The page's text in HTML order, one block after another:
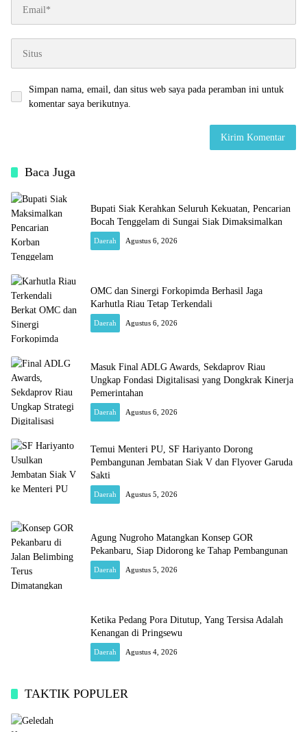
Simpan nama, email, dan situs web saya pada peramban ini untuk
komentar saya berikutnya.
Baca Juga
Bupati Siak Kerahkan Seluruh Kekuatan, Pencarian
Bocah Tenggelam di Sungai Siak Dimaksimalkan
Daerah Agustus 6, 2026
OMC dan Sinergi Forkopimda Berhasil Jaga
Karhutla Riau Tetap Terkendali
Daerah Agustus 6, 2026
Masuk Final ADLG Awards, Sekdaprov Riau
Ungkap Fondasi Digitalisasi yang Dongkrak Kinerja
Pemerintahan
Daerah Agustus 6, 2026
Temui Menteri PU, SF Hariyanto Dorong
Pembangunan Jembatan Siak V dan Flyover Garuda
Sakti
Daerah Agustus 5, 2026
Agung Nugroho Matangkan Konsep GOR
Pekanbaru, Siap Didorong ke Tahap Pembangunan
Daerah Agustus 5, 2026
Ketika Pedang Pora Ditutup, Yang Tersisa Adalah
Kenangan di Pringsewu
Daerah Agustus 4, 2026
TAKTIK POPULER